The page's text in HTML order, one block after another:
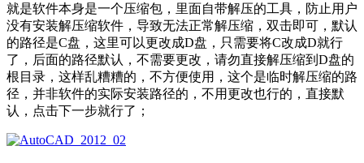
就是软件本身是一个压缩包，里面自带解压的工具，防止用户
没有安装解压缩软件，导致无法正常解压缩，双击即可，默认
的路径是C盘，这里可以更改成D盘，只需要将C改成D就行
了，后面的路径默认，不需要更改，请勿直接解压缩到D盘的
根目录，这样乱糟糟的，不方便使用，这个是临时解压缩的路
径，并非软件的实际安装路径的，不用更改也行的，直接默
认，点击下一步就行了；